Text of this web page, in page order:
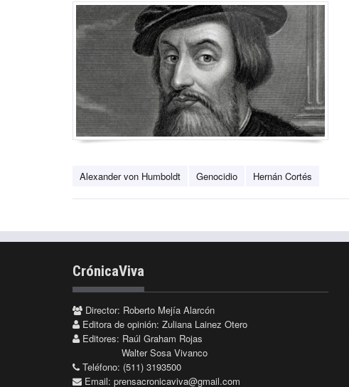
Alexander von Humboldt Genocidio Hernán Cortés
CrónicaViva
Director: Roberto Mejía Alarcón
Editora de opinión: Zuliana Lainez Otero
Editores: Raúl Graham Rojas
Walter Sosa Vivanco
Teléfono: (511) 3193500
Email: prensacronicaviva@gmail.com